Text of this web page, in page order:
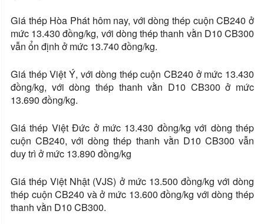
Giá thép Hòa Phát hôm nay, với dòng thép cuộn CB240 ở
mức 13.430 đồng/kg, với dòng thép thanh vằn D10 CB300
vẫn ổn định ở mức 13.740 đồng/kg.
Giá thép Việt Ý, với dòng thép cuộn CB240 ở mức 13.430
đồng/kg, với dòng thép thanh vằn D10 CB300 ở mức
13.690 đồng/kg.
Giá thép Việt Đức ở mức 13.430 đồng/kg với dòng thép
cuộn CB240, với dòng thép thanh vằn D10 CB300 vẫn
duy trì ở mức 13.890 đồng/kg
Giá thép Việt Nhật (VJS) ở mức 13.500 đồng/kg với dòng
thép cuộn CB240 và ở mức 13.600 đồng/kg với dòng thép
thanh vằn D10 CB300.